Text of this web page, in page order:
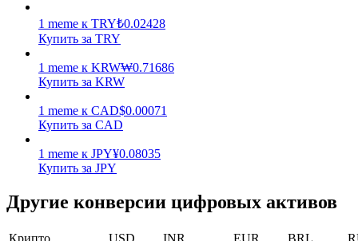
Силовая свинья
Получайте конкурентные награды ежедневно
1 meme к TRY₺0.02428
Купить за TRY
1 meme к KRW₩0.71686
Купить за KRW
1 meme к CAD$0.00071
Купить за CAD
1 meme к JPY¥0.08035
Купить за JPY
Другие конверсии цифровых активов
Крипто USD INR EUR BRL